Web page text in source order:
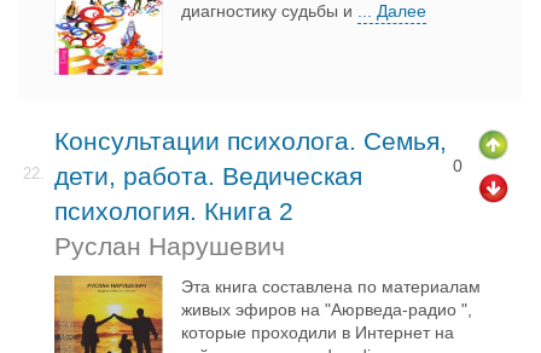
диагностику судьбы и ... Далее
22.
Консультации психолога. Семья,
дети, работа. Ведическая
психология. Книга 2
Руслан Нарушевич
0
Эта книга составлена по материалам
живых эфиров на "Аюрведа-радио ",
которые проходили в Интернет на